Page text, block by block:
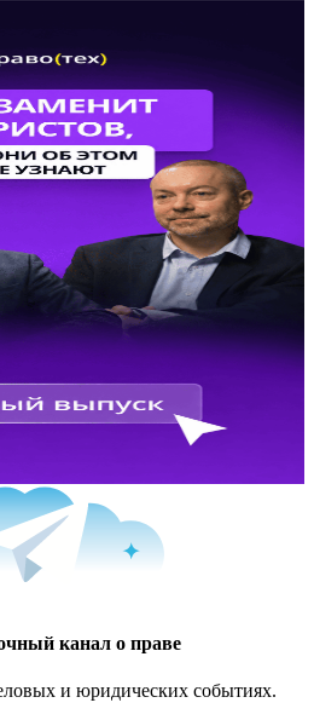
канал о праве
и юридических событиях.